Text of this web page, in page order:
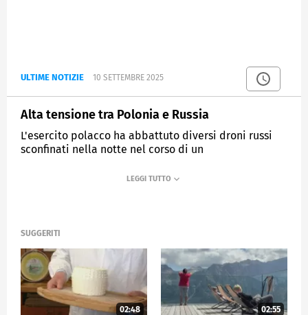
ULTIME NOTIZIE 10 SETTEMBRE 2025
Alta tensione tra Polonia e Russia
L'esercito polacco ha abbattuto diversi droni russi
sconfinati nella notte nel corso di un
SUGGERITI
02:48 02:55